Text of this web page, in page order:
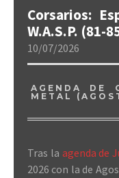
Corsarios:
W.A.S.P. (81-
10/07/2026
AGENDA DE
METAL
Tras la agenda de
2026 con la de